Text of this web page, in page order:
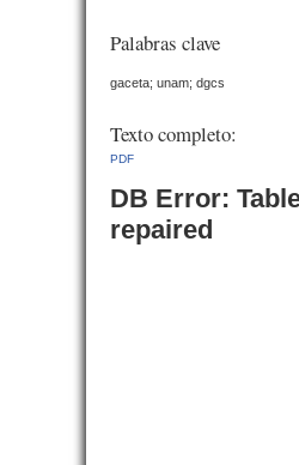
Palabras clave
gaceta; unam; dgcs
Texto completo:
PDF
DB Error:
repaired